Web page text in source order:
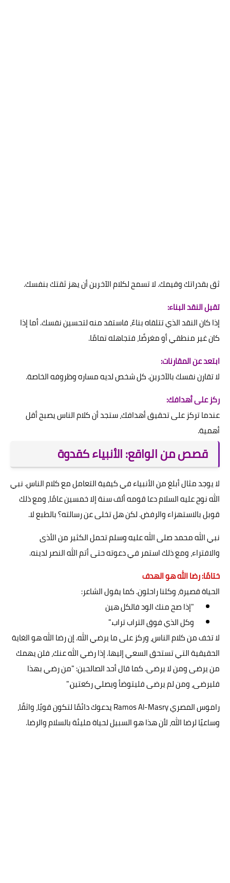
ثق بقدراتك وقيمك. لا تسمح لكلام الآخرين أن يهز ثقتك بنفسك.
تقبل النقد البناء:
إذا كان النقد الذي تتلقاه بناءً، فاستفد منه لتحسين نفسك. أما إذا
كان غير منطقي أو مغرضًا، فتجاهله تمامًا.
ابتعد عن المقارنات:
لا تقارن نفسك بالآخرين. كل شخص لديه مساره وظروفه الخاصة.
ركز على أهدافك:
عندما تركز على تحقيق أهدافك، ستجد أن كلام الناس يصبح أقل
أهمية.
قصص من الواقع: الأنبياء كقدوة
لا يوجد مثال أبلغ من الأنبياء في كيفية التعامل مع كلام الناس. نبي
الله نوح عليه السلام دعا قومه ألف سنة إلا خمسين عامًا، ومع ذلك
قوبل بالاستهزاء والرفض. لكن هل تخلى عن رسالته؟ بالطبع لا.
نبي الله محمد صلى الله عليه وسلم تحمل الكثير من الأذى
والافتراء، ومع ذلك استمر في دعوته حتى أتم الله النصر لدينه.
ختامًا: رضا الله هو الهدف
الحياة قصيرة، وكلنا راحلون. كما يقول الشاعر:
"إذا صح منك الود فالكل هين
وكل الذي فوق التراب تراب."
لا تخف من كلام الناس، وركز على ما يرضي الله. إن رضا الله هو الغاية
الحقيقية التي تستحق السعي إليها. إذا رضي الله عنك، فلن يهمك
من يرضى ومن لا يرضى. كما قال أحد الصالحين: "من رضي بهذا
فليرضى، ومن لم يرضى فليتوضأ ويصلي ركعتين."
راموس المصري Ramos Al-Masry يدعوك دائمًا لتكون قويًا، واثقًا،
وساعيًا لرضا الله، لأن هذا هو السبيل لحياة مليئة بالسلام والرضا.